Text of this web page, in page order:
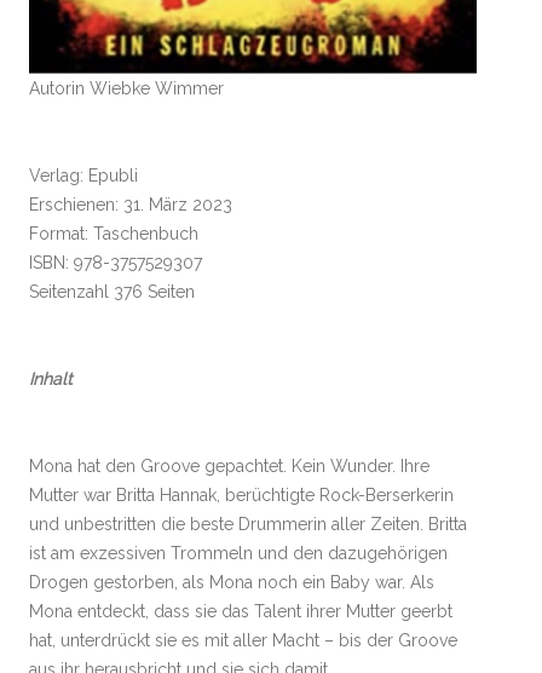
Autorin Wiebke Wimmer
Verlag: Epubli
Erschienen: 31. März 2023
Format: Taschenbuch
ISBN: 978-3757529307
Seitenzahl 376 Seiten
Inhalt
Mona hat den Groove gepachtet. Kein Wunder. Ihre
Mutter war Britta Hannak, berüchtigte Rock-Berserkerin
und unbestritten die beste Drummerin aller Zeiten. Britta
ist am exzessiven Trommeln und den dazugehörigen
Drogen gestorben, als Mona noch ein Baby war. Als
Mona entdeckt, dass sie das Talent ihrer Mutter geerbt
hat, unterdrückt sie es mit aller Macht – bis der Groove